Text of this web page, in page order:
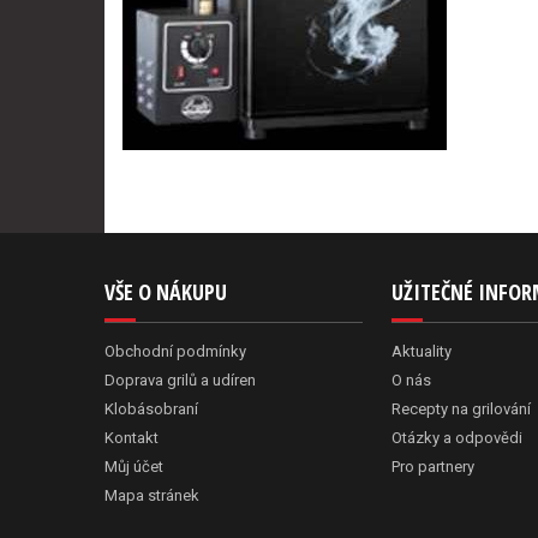
VŠE O NÁKUPU
Obchodní podmínky
Doprava grilů a udíren
Klobásobraní
Kontakt
Můj účet
Mapa stránek
UŽITEČNÉ
Aktuality
O nás
Recepty na grilování
Otázky a odpovědi
Pro partnery